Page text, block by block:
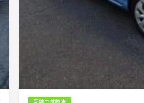
店舗ご成約車